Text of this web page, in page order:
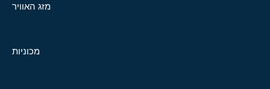
מזג האוויר
מכוניות